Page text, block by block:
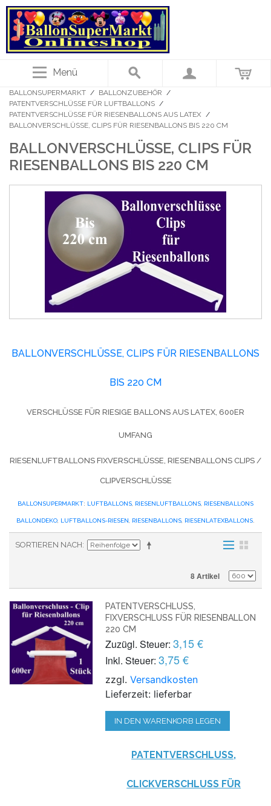
Menü
BALLONSUPERMARKT / BALLONZUBEHÖR /
PATENTVERSCHLÜSSE FÜR LUFTBALLONS /
PATENTVERSCHLÜSSE FÜR RIESENBALLONS AUS LATEX /
BALLONVERSCHLÜSSE, CLIPS FÜR RIESENBALLONS BIS 220 CM
BALLONVERSCHLÜSSE, CLIPS FÜR
RIESENBALLONS BIS 220 CM
BALLONVERSCHLÜSSE, CLIPS FÜR RIESENBALLONS
BIS 220 CM
VERSCHLÜSSE FÜR RIESIGE BALLONS AUS LATEX, 600ER
UMFANG
RIESENLUFTBALLONS FIXVERSCHLÜSSE, RIESENBALLONS CLIPS /
CLIPVERSCHLÜSSE
BALLONSUPERMARKT: LUFTBALLONS RIESENLUFTBALLONS RIESENBALLONS
BALLONDEKO LUFTBALLONS-RIESEN RIESENBALLONS RIESENLATEXBALLONS
SORTIEREN NACH
8 Artikel
PATENTVERSCHLUSS,
FIXVERSCHLUSS FÜR RIESENBALLON
220 CM
Zuzügl. Steuer: 3,15 €
Inkl. Steuer: 3,75 €
zzgl.Versandkosten
Lieferzeit: lieferbar
IN DEN WARENKORB LEGEN
PATENTVERSCHLUSS,
CLICKVERSCHLUSS FÜR